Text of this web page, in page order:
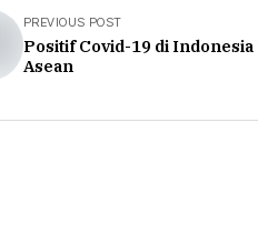
PREVIOUS POST
Positif Covid-19 di
Asean